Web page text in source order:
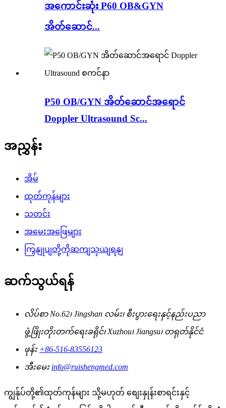
အကောင်းဆုံး P60 OB&GYN
အိတ်ဆောင်...
P50 OB/GYN အိတ်ဆောင်အရောင်
Doppler Ultrasound Sc...
အညွှန်း
အိမ်
ထုတ်ကုန်များ
သတင်း
အမေးအဖြေများ
ကြှနျုပျတို့ကိုဆကျသှယျရနျ
ဆက်သွယ်ရန်
လိပ်စာ No.62၊ Jingshan လမ်း၊ စီးပွားရေးနှင့်နည်းပညာ
ဖွံ့ဖြိုးတိုးတက်ရေးခရိုင်၊ Xuzhou၊ Jiangsu၊ တရုတ်နိုင်ငံ
ဖုန်း +86-516-83556123
အီးမေး info@ruishengmed.com
ကျွန်ုပ်တို့၏ထုတ်ကုန်များ သို့မဟုတ် စျေးနှုန်းစာရင်းနှင့်